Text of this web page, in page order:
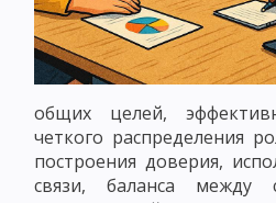
общих целей,
четкого распределения
построения доверия,
связи, баланса между